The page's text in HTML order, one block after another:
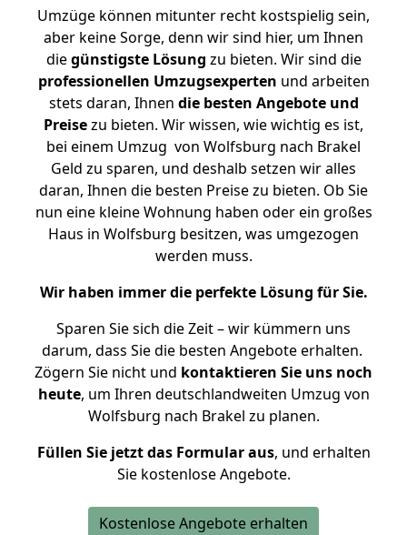
Umzüge können mitunter recht kostspielig sein,
aber keine Sorge, denn wir sind hier, um Ihnen
diegünstigste Lösung zu bieten. Wir sind die
professionellen Umzugsexperten und arbeiten
stets daran, Ihnen die besten Angebote und
Preisezu bieten. Wir wissen, wie wichtig es ist,
bei einem Umzug von Wolfsburg nach Brakel
Geld zu sparen, und deshalb setzen wir alles
daran, Ihnen die besten Preise zu bieten. Ob Sie
nun eine kleine Wohnung haben oder ein großes
Haus in Wolfsburg besitzen, was umgezogen
werden muss.
Wir haben immer die perfekte Lösung für Sie.
Sparen Sie sich die Zeit – wir kümmern uns
darum, dass Sie die besten Angebote erhalten.
Zögern Sie nicht und kontaktieren Sie uns noch
heute, um Ihren deutschlandweiten Umzug von
Wolfsburg nach Brakel zu planen.
Füllen Sie jetzt das Formular aus, und erhalten
Sie kostenlose Angebote.
Kostenlose Angebote erhalten